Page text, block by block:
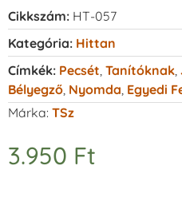
Cikkszám: HT-057
Kategória: Hittan
Címkék: Pecsét Tanítóknak
Bélyegző Nyomda Egyedi
Márka: TSz
3.950 Ft